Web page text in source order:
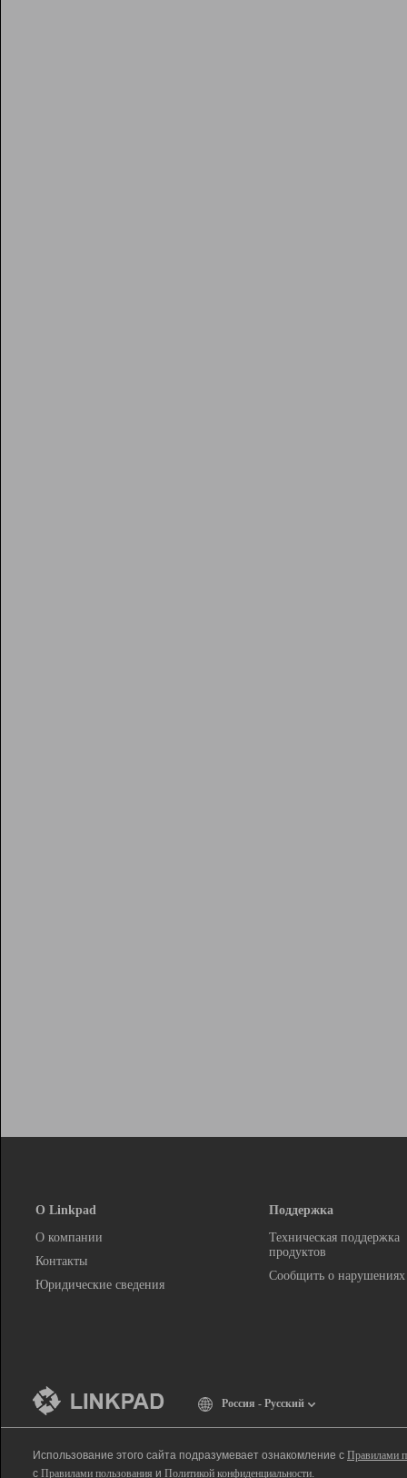
О Linkpad
О компании
Контакты
Юридические сведения
Поддержка
Техническая поддержка
продуктов
Сообщить о нарушениях
Россия - Русский
Использование этого сайта подразумевает ознакомление с Правилами
с Правилами пользования и Политикой конфиденциальности.